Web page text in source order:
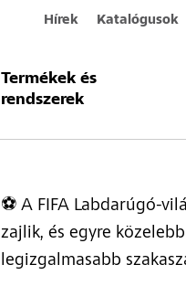
Hírek Katalógusok
Termékek és
rendszerek
⚽ A FIFA Labdarúgó-
zajlik, és egyre
legizgalmasabb